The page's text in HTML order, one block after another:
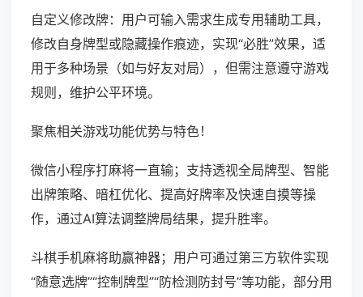
自定义修改牌：用户可输入需求生成专用辅助工具，
修改自身牌型或隐藏操作痕迹，实现“必胜”效果，适
用于多种场景（如与好友对局），但需注意遵守游戏
规则，维护公平环境。
聚焦相关游戏功能优势与特色！
微信小程序打麻将一直输；支持透视全局牌型、智能
出牌策略、暗杠优化、提高好牌率及快速自摸等操
作，通过AI算法调整牌局结果，提升胜率。
斗棋手机麻将助赢神器；用户可通过第三方软件实现
“随意选牌”“控制牌型”“防检测防封号”等功能，部分用